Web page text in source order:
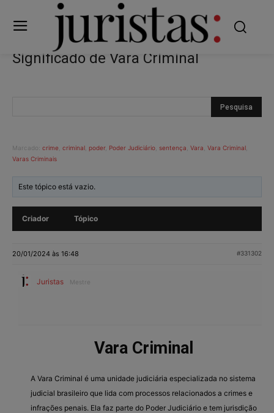
Significado de Vara Criminal
Marcado: crime criminal poder, Poder Judiciário sentença Vara Vara Criminal
Varas Criminais
Este tópico está vazio.
Criador Tópico
20/01/2024 às 16:48 #331302
Juristas Mestre
Vara Criminal
A Vara Criminal é uma unidade judiciária especializada no sistema
judicial brasileiro que lida com processos relacionados a crimes e
infrações penais. Ela faz parte do Poder Judiciário e tem jurisdição